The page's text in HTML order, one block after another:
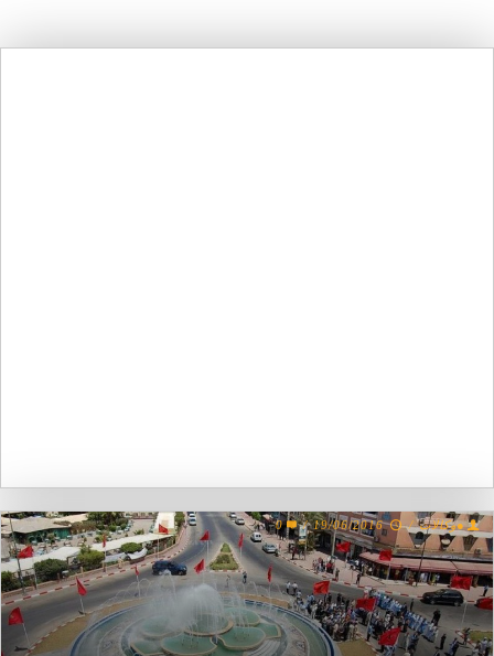
●وكالات /
19/06/2016
/
0